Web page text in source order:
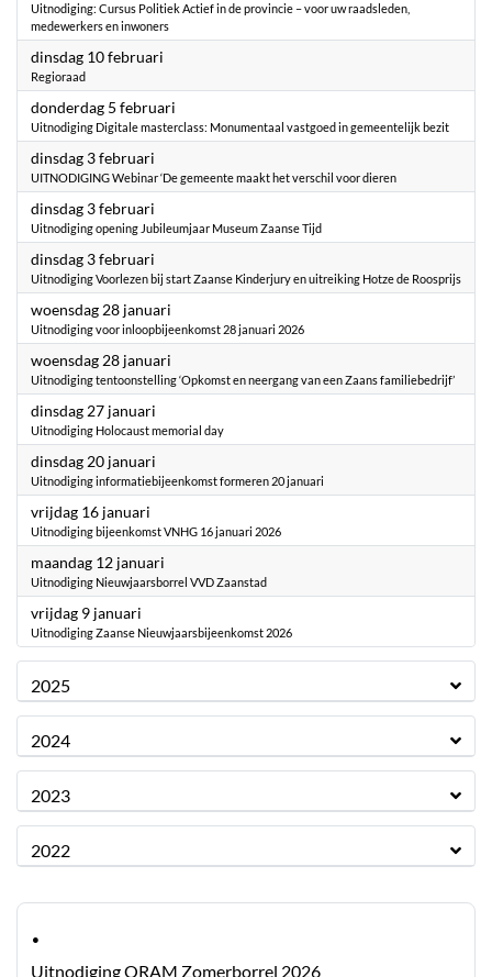
Uitnodiging: Cursus Politiek Actief in de provincie – voor uw raadsleden,
medewerkers en inwoners
dinsdag 10 februari
Regioraad
donderdag 5 februari
Uitnodiging Digitale masterclass: Monumentaal vastgoed in gemeentelijk bezit
dinsdag 3 februari
UITNODIGING Webinar ‘De gemeente maakt het verschil voor dieren
dinsdag 3 februari
Uitnodiging opening Jubileumjaar Museum Zaanse Tijd
dinsdag 3 februari
Uitnodiging Voorlezen bij start Zaanse Kinderjury en uitreiking Hotze de Roosprijs
woensdag 28 januari
Uitnodiging voor inloopbijeenkomst 28 januari 2026
woensdag 28 januari
Uitnodiging tentoonstelling ‘Opkomst en neergang van een Zaans familiebedrijf’
dinsdag 27 januari
Uitnodiging Holocaust memorial day
dinsdag 20 januari
Uitnodiging informatiebijeenkomst formeren 20 januari
vrijdag 16 januari
Uitnodiging bijeenkomst VNHG 16 januari 2026
maandag 12 januari
Uitnodiging Nieuwjaarsborrel VVD Zaanstad
vrijdag 9 januari
Uitnodiging Zaanse Nieuwjaarsbijeenkomst 2026
2025
2024
2023
2022
·
Uitnodiging ORAM Zomerborrel 2026